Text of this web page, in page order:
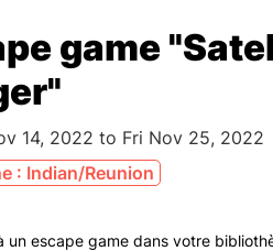
game
14, 2022 to Fri Nov 25, 2022
: Indian/Reunion
un escape game dans votre